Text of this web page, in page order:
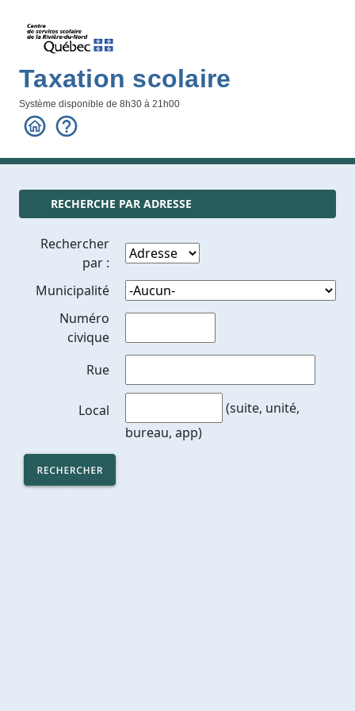
Taxation scolaire
Système disponible de 8h30 à 21h00
RECHERCHE PAR ADRESSE
Rechercher
par :
Municipalité
Numéro
civique
Rue
Local
(suite, unité,
bureau, app)